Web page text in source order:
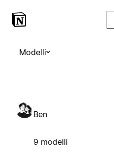
Modelli
Ben
9 modelli